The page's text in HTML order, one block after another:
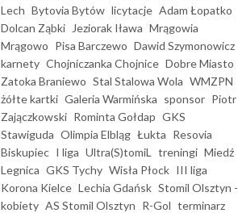
Lech Bytovia Bytów licytacje Adam Łopatko
Dolcan Ząbki
Jeziorak Iława Mrągowia
Mrągowo Pisa Barczewo Dawid Szymonowicz
karnety Chojniczanka Chojnice Dobre Miasto
Zatoka Braniewo Stal Stalowa Wola WMZPN
żółte kartki Galeria Warmińska sponsor Piotr
Zajączkowski Rominta Gołdap GKS
Stawiguda Olimpia Elbląg Łukta Resovia
Biskupiec I liga Ultra(S)tomiL treningi Miedź
Legnica GKS Tychy Wisła Płock III liga
Korona Kielce Lechia Gdańsk Stomil Olsztyn -
kobiety AS Stomil Olsztyn R-Gol terminarz